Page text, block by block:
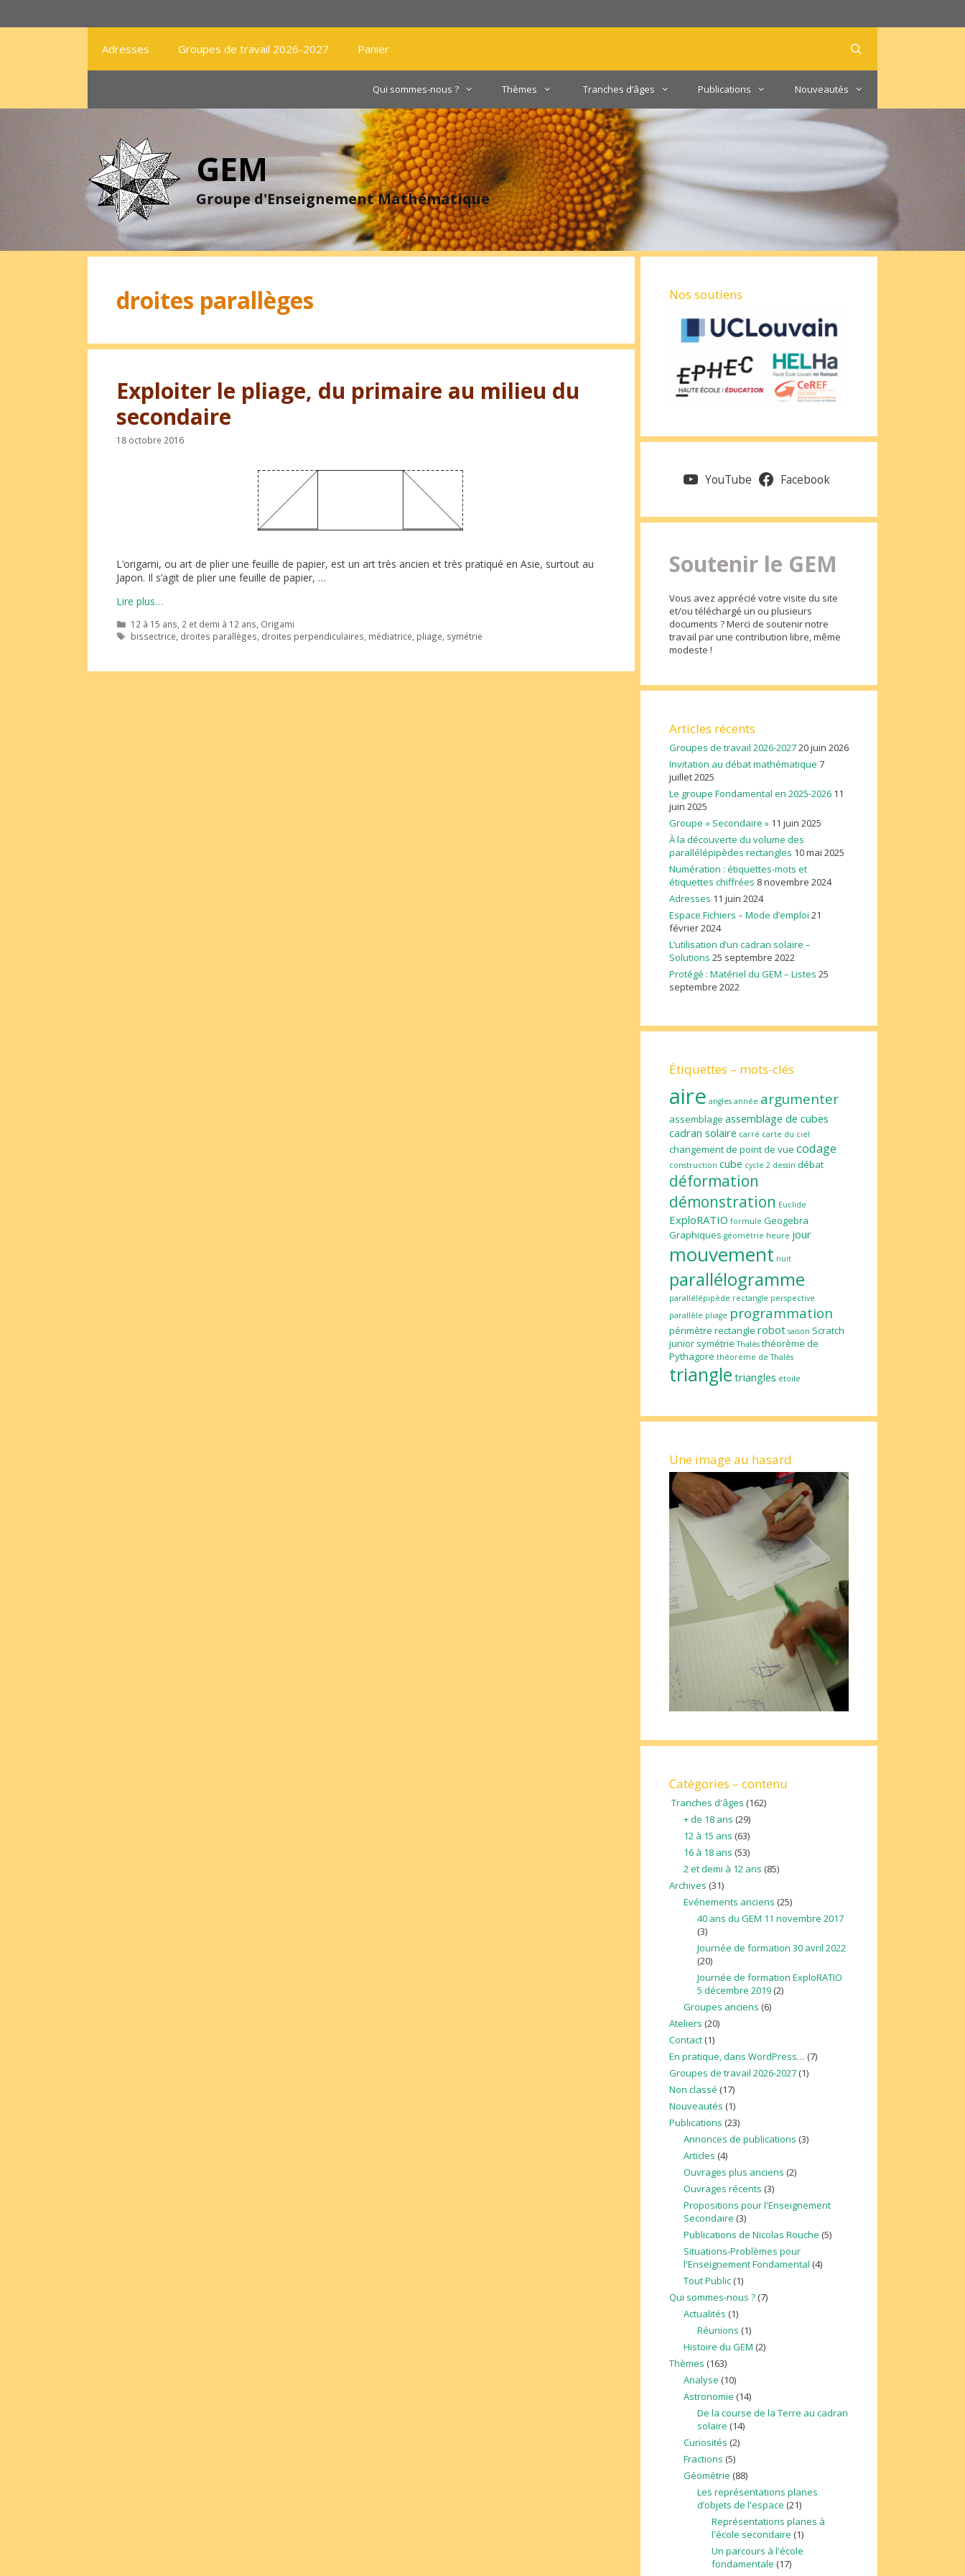
Adresses Groupes de travail 2026-2027 Panier
Qui sommes-nous ? Thèmes Tranches d’âges Publications Nouveautés
GEM
Groupe d'Enseignement Mathématique
droites parallèges
Exploiter le pliage, du primaire au milieu du
secondaire
18 octobre 2016
L’origami, ou art de plier une feuille de papier, est un art très ancien et très pratiqué en Asie, surtout au
Japon. Il s’agit de plier une feuille de papier, …
Lire plus…
Catégories
12 à 15 ans 2 et demi à 12 ans Origami
Étiquettes
bissectrice droites parallèges droites perpendiculaires médiatrice pliage symétrie
Nos soutiens
YouTube Facebook
Soutenir le GEM
Vous avez apprécié votre visite du site
et/ou téléchargé un ou plusieurs
documents ? Merci de soutenir notre
travail par une contribution libre, même
modeste !
Articles récents
Groupes de travail 2026-202720 juin 2026
Invitation au débat mathématique 7
juillet 2025
Le groupe Fondamental en 2025-2026 11
juin 2025
Groupe « Secondaire » 11 juin 2025
À la découverte du volume des
parallélépipèdes rectangles 10 mai 2025
Numération : étiquettes-mots et
étiquettes chiffrées 8 novembre 2024
Adresses 11 juin 2024
Espace Fichiers – Mode d’emploi 21
février 2024
L’utilisation d’un cadran solaire –
Solutions 25 septembre 2022
Protégé : Matériel du GEM – Listes 25
septembre 2022
Étiquettes – mots-clés
aire angles année argumenter
assemblage assemblage de cubes
cadran solaire carré carte du ciel
changement de point de vue codage
construction cube cycle 2 dessin débat
déformation
démonstration Euclide
ExploRATIO formule Geogebra
Graphiques géométrie heure jour
mouvement nuit
parallélogramme
parallélépipède rectangle perspective
parallèle pliage programmation
périmètre rectangle robot saison Scratch
junior symétrie Thalès théorème de
Pythagore théorème de Thalès
triangle triangles étoile
Une image au hasard
Catégories – contenu
Tranches d'âges (162)
+ de 18 ans (29)
12 à 15 ans (63)
16 à 18 ans (53)
2 et demi à 12 ans (85)
Archives (31)
Evénements anciens (25)
40 ans du GEM 11 novembre 2017
(3)
Journée de formation 30 avril 2022
(20)
Journée de formation ExploRATIO
5 décembre 2019 (2)
Groupes anciens (6)
Ateliers (20)
Contact (1)
En pratique, dans WordPress… (7)
Groupes de travail 2026-2027 (1)
Non classé (17)
Nouveautés (1)
Publications (23)
Annonces de publications (3)
Articles (4)
Ouvrages plus anciens (2)
Ouvrages récents (3)
Propositions pour l'Enseignement
Secondaire (3)
Publications de Nicolas Rouche (5)
Situations-Problèmes pour
l'Enseignement Fondamental (4)
Tout Public(1)
Qui sommes-nous ? (7)
Actualités (1)
Réunions (1)
Histoire du GEM (2)
Thèmes (163)
Analyse (10)
Astronomie (14)
De la course de la Terre au cadran
solaire (14)
Curiosités (2)
Fractions (5)
Géométrie (88)
Les représentations planes
d’objets de l'espace (21)
Représentations planes à
l'école secondaire (1)
Un parcours à l'école
fondamentale (17)